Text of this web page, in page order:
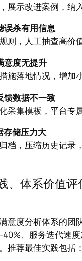
展示改进案例，纳
误杀有用信息
则，人工抽查高价
意度无提升
施落地情况，增加
馈数据不一致
采集模板，平台专
存储压力大
档，压缩历史记录
、体系价值
意度分析体系的团
、服务迭代速
推荐最佳实践包括：